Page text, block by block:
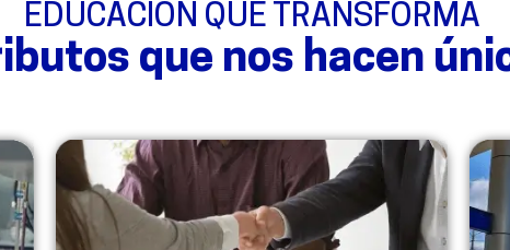
EDUCACIÓN QUE TRANSFORMA
que nos hacen